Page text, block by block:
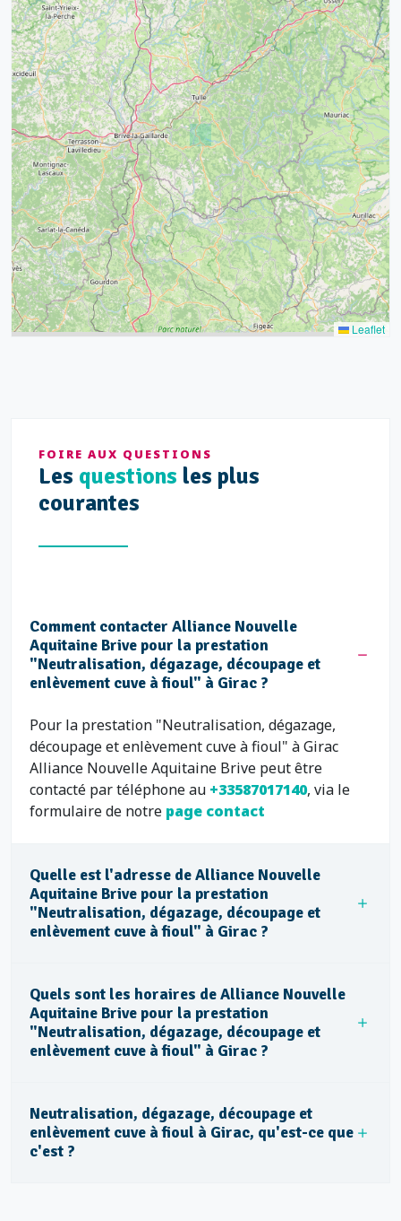
4
15
21
14
32
39
52 68
43
Leaflet
FOIRE AUX QUESTIONS
Les questions les plus
courantes
Comment contacter Alliance Nouvelle
Aquitaine Brive pour la prestation
"Neutralisation, dégazage, découpage et
enlèvement cuve à fioul" à Girac ?
Pour la prestation "Neutralisation, dégazage,
découpage et enlèvement cuve à fioul" à Girac
Alliance Nouvelle Aquitaine Brive peut être
contacté par téléphone au +33587017140, via le
formulaire de notre page contact
Quelle est l'adresse de Alliance Nouvelle
Aquitaine Brive pour la prestation
"Neutralisation, dégazage, découpage et
enlèvement cuve à fioul" à Girac ?
Quels sont les horaires de Alliance Nouvelle
Aquitaine Brive pour la prestation
"Neutralisation, dégazage, découpage et
enlèvement cuve à fioul" à Girac ?
Neutralisation, dégazage, découpage et
enlèvement cuve à fioul à Girac, qu'est-ce que
c'est ?